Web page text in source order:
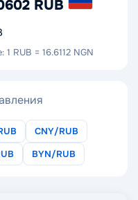
RUB
RUB = 16.6112 NGN
CNY/RUB
BYN/RUB